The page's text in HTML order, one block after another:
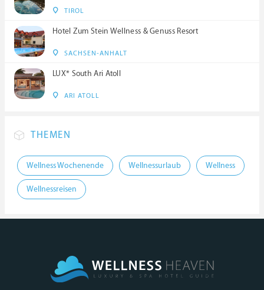
TIROL
Hotel Zum Stein Wellness & Genuss Resort
SACHSEN-ANHALT
LUX* South Ari Atoll
ARI ATOLL
THEMEN
Wellness Wochenende Wellnessurlaub Wellness
Wellnessreisen